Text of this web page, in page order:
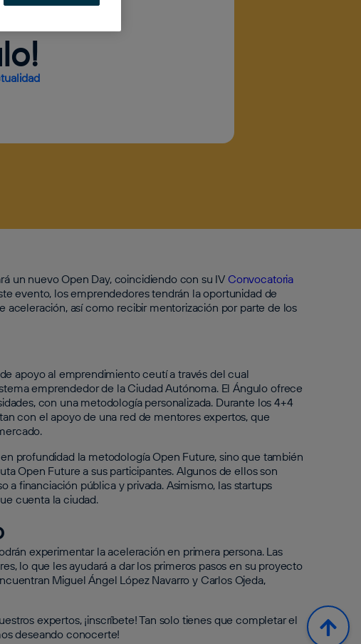
El
un nuevo Open Day, coincidiendo con su IV Convocatoria
evento, los emprendedores tendrán la oportunidad de
así como recibir mentorización por parte de los
apoyo al emprendimiento ceutí a través del cual
emprendedor de la Ciudad Autónoma. El Ángulo ofrece
con una metodología personalizada. Durante los 4+4
con el apoyo de una red de mentores expertos, que
profundidad la metodología Open Future, sino que también
Open Future a sus participantes. Algunos de ellos son
a financiación pública y privada. Asimismo, las startups
cuenta la ciudad.
experimentar la aceleración en primera persona. Las
lo que les ayudará a dar los primeros pasos en su proyecto
Miguel Ángel López Navarro y Carlos Ojeda,
expertos, ¡inscríbete! Tan solo tienes que completar el
deseando conocerte!